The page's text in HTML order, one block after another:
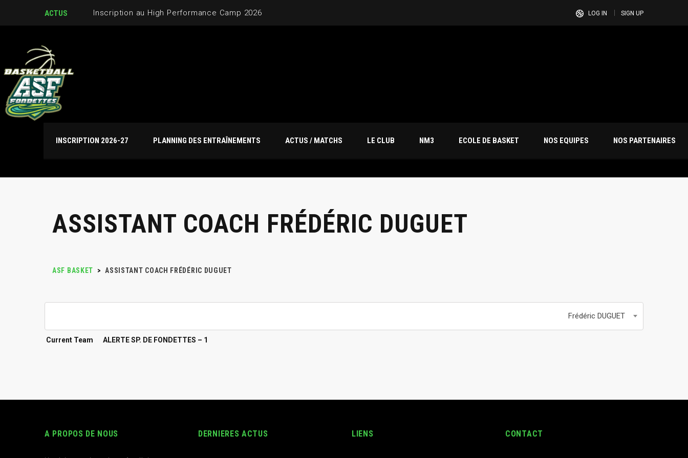
ACTUS Inscription au High Performance Camp 2026 LOG IN SIGN UP
INSCRIPTION 2026-27 PLANNING DES ENTRAÎNEMENTS ACTUS / MATCHS LE CLUB NM3 ECOLE DE BASKET NOS EQUIPES NOS PARTENAIRES
ASSISTANT COACH FRÉDÉRIC DUGUET
ASF BASKET > ASSISTANT COACH FRÉDÉRIC DUGUET
Frédéric DUGUET
Current Team ALERTE SP. DE FONDETTES – 1
A PROPOS DE NOUS DERNIERES ACTUS LIENS CONTACT